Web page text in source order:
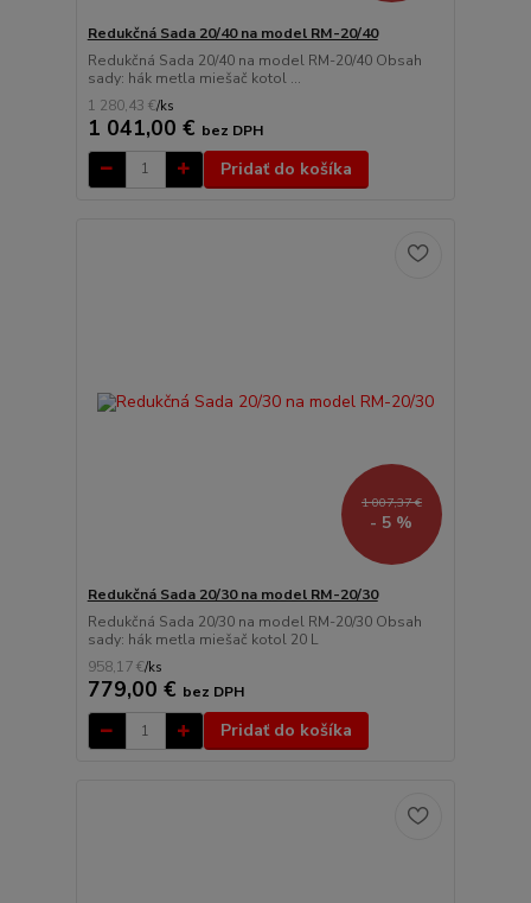
Redukčná Sada 20/40 na model RM-20/40
Redukčná Sada 20/40 na model RM-20/40 Obsah
sady: hák metla miešač kotol ...
1 280,43 €/ks
1 041,00 € bez DPH
Pridať do košíka
1 007,37 €
- 5 %
Redukčná Sada 20/30 na model RM-20/30
Redukčná Sada 20/30 na model RM-20/30 Obsah
sady: hák metla miešač kotol 20 L
958,17 €/ks
779,00 € bez DPH
Pridať do košíka